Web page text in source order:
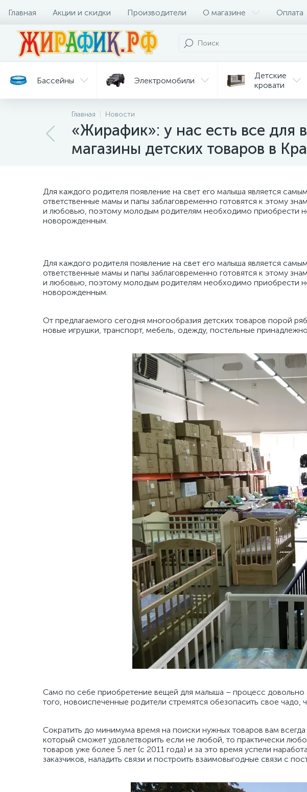
Главная Акции и скидки Производители О магазине Оплата
Бассейны Электромобили
Детские
кровати
Велосипеды
Детские
горки
Стульчики
для кормления
Главная Новости
«Жирафик»: у нас есть все для
магазины детских товаров в
Для каждого родителя появление на свет его малыша является
ответственные мамы и папы заблаговременно готовятся к этому
и любовью, поэтому молодым родителям необходимо приобрести
новорожденным.
Для каждого родителя появление на свет его малыша является
ответственные мамы и папы заблаговременно готовятся к этому
и любовью, поэтому молодым родителям необходимо приобрести
новорожденным.
От предлагаемого сегодня многообразия детских товаров порой
новые игрушки, транспорт, мебель, одежду, постельные
Само по себе приобретение вещей для малыша – процесс довольно
того, новоиспеченные родители стремятся обезопасить свое
Сократить до минимума время на поиски нужных товаров вам
который сможет удовлетворить если не любой, то практически
товаров уже более 5 лет (с 2011 года) и за это время успели
заказчиков, наладить связи и построить взаимовыгодные связи с